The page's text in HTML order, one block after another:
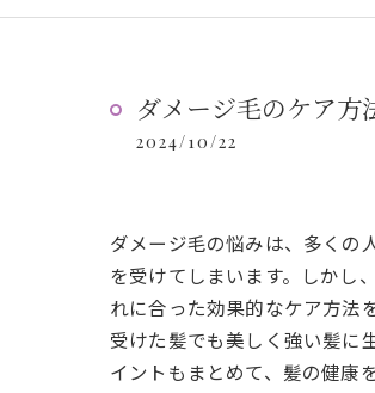
ダメージ毛のケア方
2024/10/22
ダメージ毛の悩みは、多くの
を受けてしまいます。しかし
れに合った効果的なケア方法
受けた髪でも美しく強い髪に
イントもまとめて、髪の健康